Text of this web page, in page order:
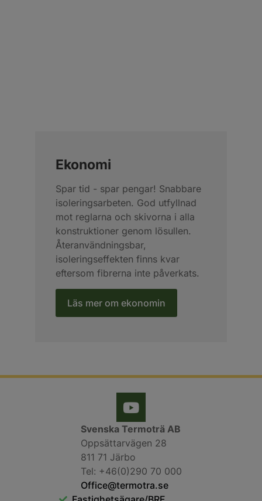
Ekonomi
Spar tid - spar pengar! Snabbare
isoleringsarbeten. God utfyllnad
mot reglarna och skivorna i alla
konstruktioner genom lösullen.
Återanvändningsbar,
isoleringseffekten finns kvar
eftersom fibrerna inte påverkats.
Läs mer om ekonomin
Svenska Termoträ AB
Oppsättarvägen 28
811 71 Järbo
Tel: +46(0)290 70 000
Office@termotra.se